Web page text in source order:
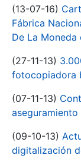
(13-07-16)
Fábrica
De La Moneda
(27-11-13)
fotocopiadora
(07-11-13)
aseguramiento
(09-10-13)
digitalización